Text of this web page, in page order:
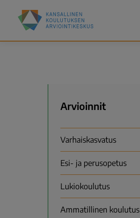
pääsisältöön
Kansallinen
koulutuksen
Valikko
Arvioinnit
Varhaiskasvatus
Esi- ja perusopetus
Lukiokoulutus
Ammatillinen koulutus